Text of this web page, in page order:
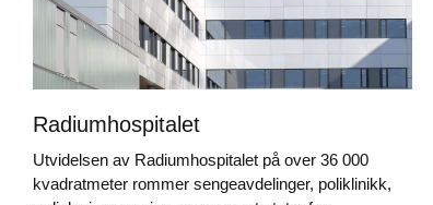
Radiumhospitalet
Utvidelsen av Radiumhospitalet på over 36 000
kvadratmeter rommer sengeavdelinger, poliklinikk,